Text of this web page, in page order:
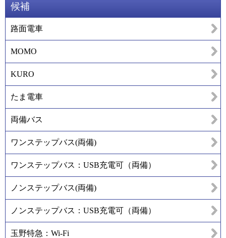
候補
路面電車
MOMO
KURO
たま電車
両備バス
ワンステップバス(両備)
ワンステップバス：USB充電可（両備）
ノンステップバス(両備)
ノンステップバス：USB充電可（両備）
玉野特急：Wi-Fi